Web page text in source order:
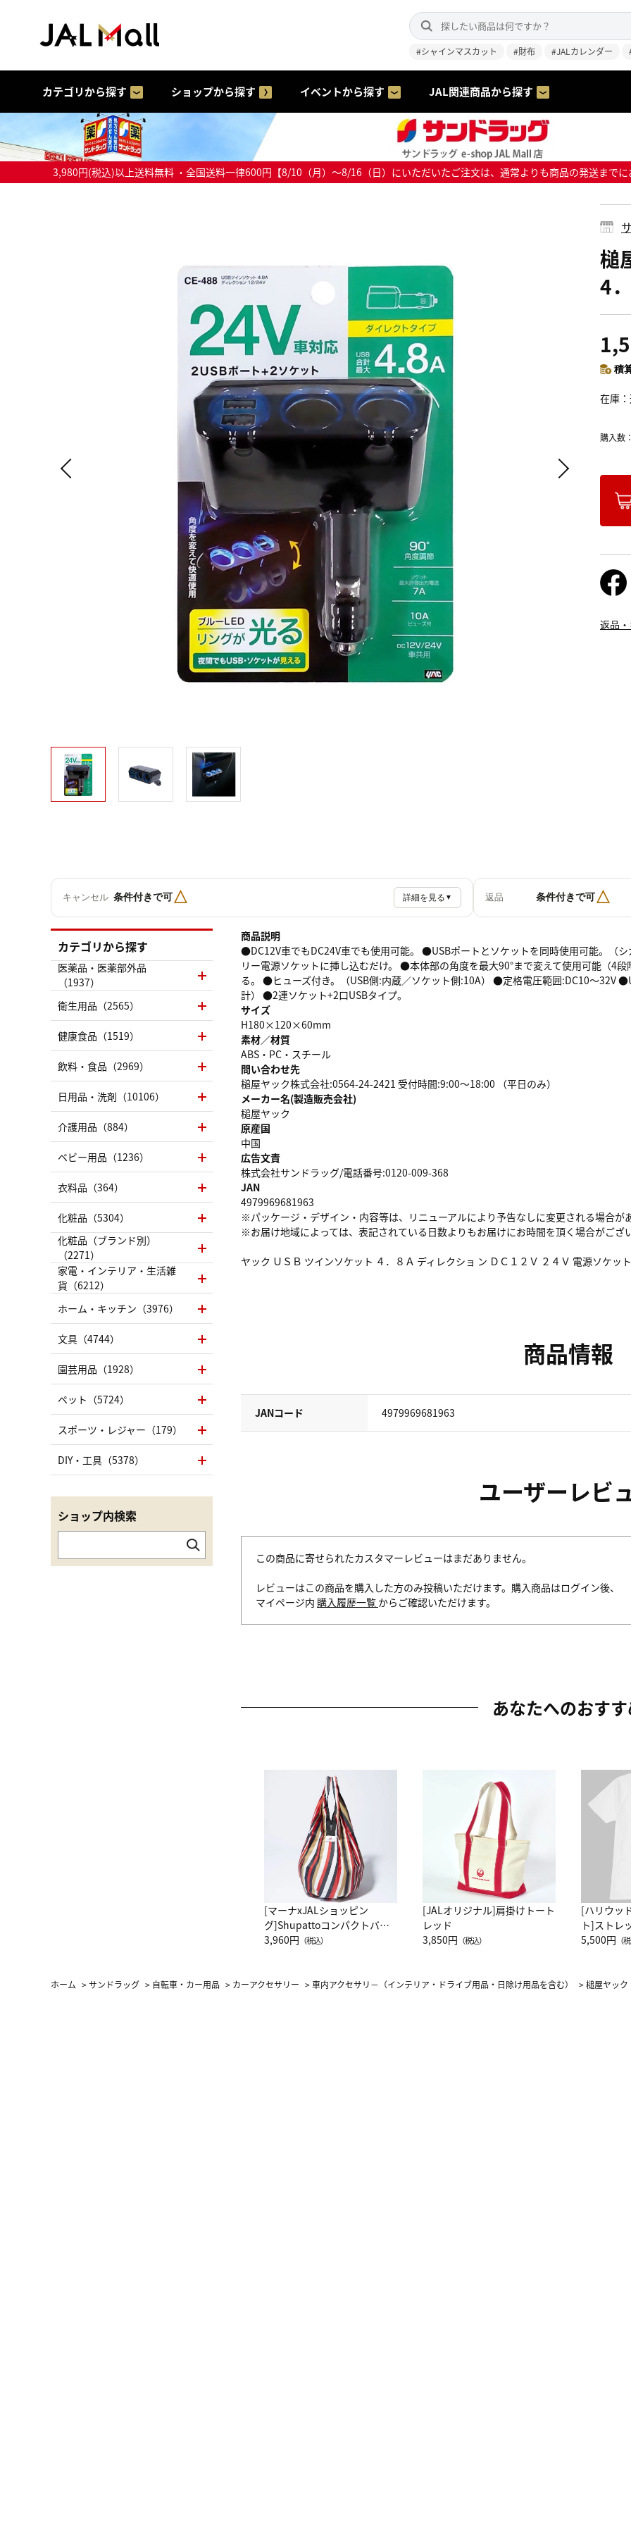
#シャインマスカット #財布 #JALカレンダー
カテゴリから探す ショップから探す イベントから探す JAL関連商品から探す
3,980円(税込)以上送料無料 ・全国送料一律600円【8/10（月）～8/16（日）にいただいたご注文は、通常よりも商品の発送まで
槌
4
積
在庫
購入数
返品
キャンセル 条件付きで可△ 詳細を見る ▼ 返品 条件付きで可△
商品説明
●DC12V車でもDC24V車でも使用可能。 ●USBポートとソケットを同時使用可能。（
リー電源ソケットに挿し込むだけ。 ●本体部の角度を最大90°まで変えて使用可能（4
る。 ●ヒューズ付き。（USB側:内蔵／ソケット側:10A） ●定格電圧範囲:DC10～32V
計） ●2連ソケット+2口USBタイプ。
サイズ
H180×120×60mm
素材／材質
ABS・PC・スチール
問い合わせ先
槌屋ヤック株式会社:0564-24-2421 受付時間:9:00～18:00 （平日のみ）
メーカー名(製造販売会社)
槌屋ヤック
原産国
中国
広告文責
株式会社サンドラッグ/電話番号:0120-009-368
JAN
4979969681963
※パッケージ・デザイン・内容等は、リニューアルにより予告なしに変更される場合が
※お届け地域によっては、表記されている日数よりもお届けにお時間を頂く場合がござ
ヤック ＵＳＢ ツインソケット ４．８Ａ ディレクショ ン ＤＣ１２Ｖ ２４Ｖ 電源ソケッ
商品情報
JANコード 4979969681963
ユーザーレビ
この商品に寄せられたカスタマーレビューはまだありません。
レビューはこの商品を購入した方のみ投稿いただけます。購入商品はログイン後、
マイページ内 購入履歴一覧 からご確認いただけます。
あなたへのおす
[マーナxJALショッピン
グ]Shupattoコンパクトバッ
グ Drop JAL客室乗務員
3,960円 （税込）
[JALオリジナル]肩掛けトート
レッド
3,850円 （税込）
[ハリウッ
ト]ストレ
ーネック
5,500円 （
カテゴリから探す
医薬品・医薬部外品
（1937）
衛生用品（2565）
健康食品（1519）
飲料・食品（2969）
日用品・洗剤（10106）
介護用品（884）
ベビー用品（1236）
衣料品（364）
化粧品（5304）
化粧品（ブランド別）
（2271）
家電・インテリア・生活雑
貨（6212）
ホーム・キッチン（3976）
文具（4744）
園芸用品（1928）
ペット（5724）
スポーツ・レジャー（179）
DIY・工具（5378）
ショップ内検索
ホーム >サンドラッグ > 自転車・カー用品 > カーアクセサリー >車内アクセサリ－（インテリア・ドライブ用品・日除け用品を含む） >槌屋ヤック